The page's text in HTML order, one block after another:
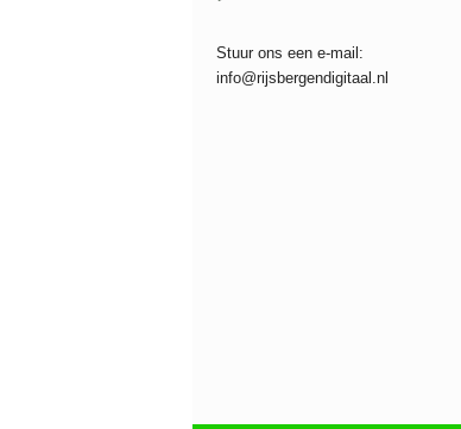
Stuur ons een e-mail:
info@rijsbergendigitaal.nl